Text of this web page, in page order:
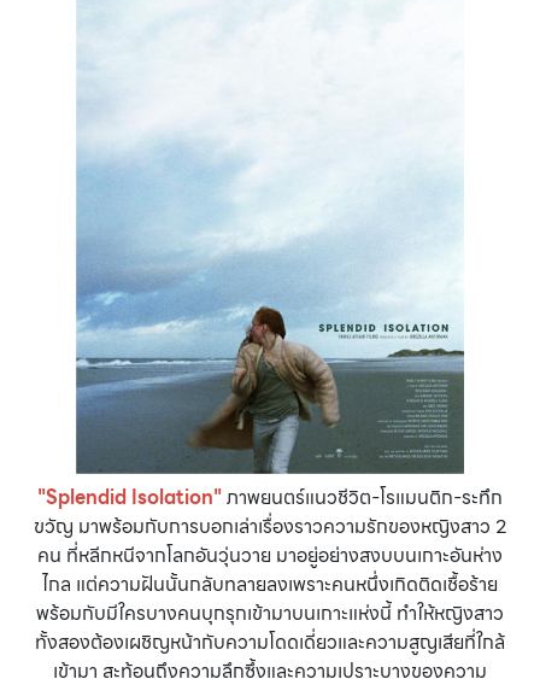
"Splendid Isolation"ภาพยนตร์แนวชีวิต-โรแมนติก-ระทึก
ขวัญ มาพร้อมกับการบอกเล่าเรื่องราวความรักของหญิงสาว 2
คน ที่หลีกหนีจากโลกอันวุ่นวาย มาอยู่อย่างสงบบนเกาะอันห่าง
ไกล แต่ความฝันนั้นกลับทลายลงเพราะคนหนึ่งเกิดติดเชื้อร้าย
พร้อมกับมีใครบางคนบุกรุกเข้ามาบนเกาะแห่งนี้ ทำให้หญิงสาว
ทั้งสองต้องเผชิญหน้ากับความโดดเดี่ยวและความสูญเสียที่ใกล้
เข้ามา สะท้อนถึงความลึกซึ้งและความเปราะบางของความ